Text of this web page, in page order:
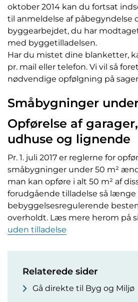
oktober 2014 kan du fortsat
til anmeldelse af påbegyndelse
byggearbejdet, du har
med byggetilladelsen.
Har du mistet dine blanketter,
pr. mail eller telefon. Vi vil så
nødvendige opfølgning på
Småbygninger
Opførelse af
udhuse og lignende
Pr. 1. juli 2017 er reglerne for
småbygninger under 50 m²
man kan opføre i alt 50 m² af
forudgående tilladelse så længe
bebyggelsesregulerende
overholdt. Læs mere herom på
uden tilladelse
Relaterede sider
Gå direkte til Byg og Miljø